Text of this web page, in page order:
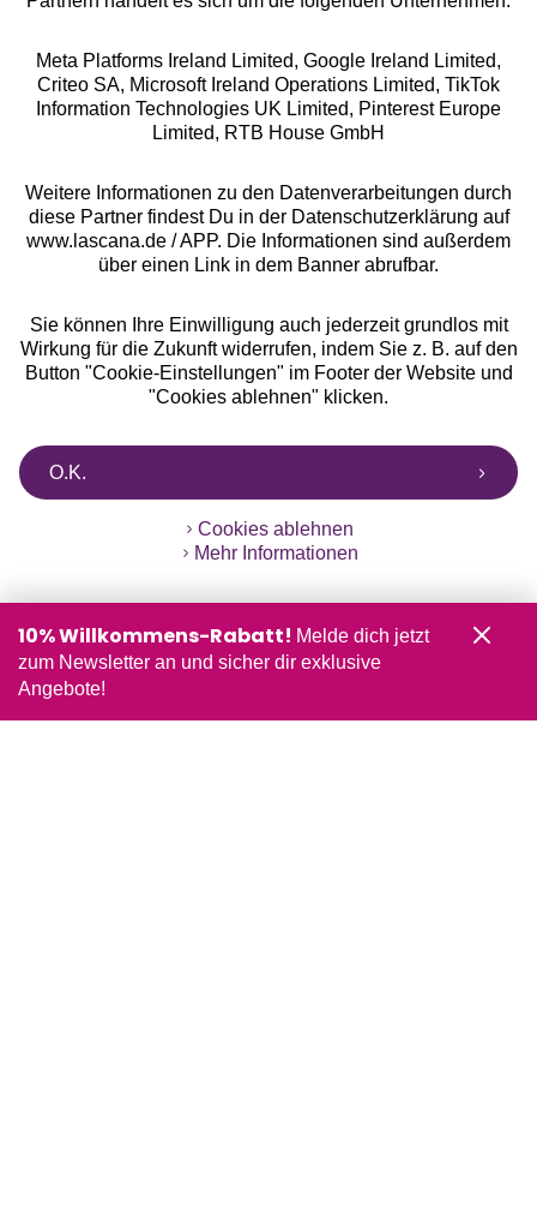
Alle Preise inkl. MwSt., zzgl.
Versandkosten
** Bonität vorausgesetzt, berechtigt zur Bonitätsprüfung
Meta Platforms Ireland Limited, Google Ireland Limited,
Criteo SA, Microsoft Ireland Operations Limited, TikTok
Information Technologies UK Limited, Pinterest Europe
Limited, RTB House GmbH
Weitere Informationen zu den Datenverarbeitungen durch
diese Partner findest Du in der Datenschutzerklärung auf
www.lascana.de / APP. Die Informationen sind außerdem
über einen Link in dem Banner abrufbar.
Sie können Ihre Einwilligung auch jederzeit grundlos mit
Wirkung für die Zukunft widerrufen, indem Sie z. B. auf den
Button "Cookie-Einstellungen" im Footer der Website und
"Cookies ablehnen" klicken.
O.K.
Cookies ablehnen
Mehr Informationen
10% Willkommens-Rabatt! Melde dich jetzt
zum Newsletter an und sicher dir exklusive
Angebote!